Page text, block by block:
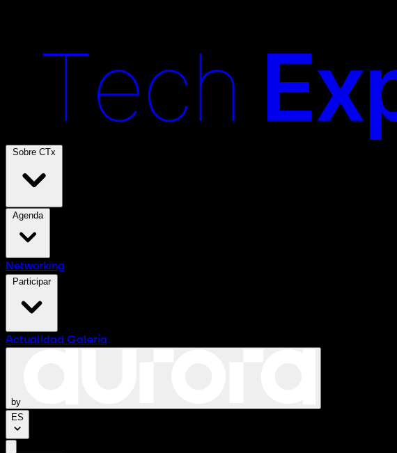
Sobre CTx
Agenda
Networking
Participar
Actualidad Galería
by
ES